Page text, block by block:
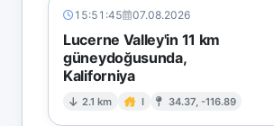
15:51:45 07.08.2026
Lucerne Valley'in 11 km
güneydoğusunda,
Kaliforniya
2.1 km I 34.37, -116.89